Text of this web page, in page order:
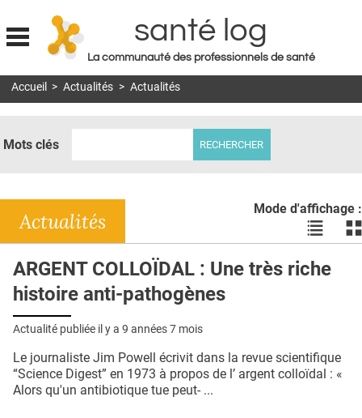
Jump to navigation
santé log
La communauté des professionnels de santé
MON COMPTE
DOSSIERS
RÉSEAUX
E-REVUE SAD
QUI SOMMES-NOUS ?
Accueil > Actualités > Actualités
Mots clés
Mode d'affichage :
Voir
les
en
les
Actualités
ARGENT COLLOÏDAL : Une très riche
histoire anti-pathogènes
Actualité publiée il y a 9 années 7 mois
Le journaliste Jim Powell écrivit dans la revue scientifique
“Science Digest” en 1973 à propos de l’ argent colloïdal : «
Alors qu'un antibiotique tue peut- ...